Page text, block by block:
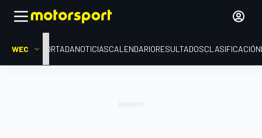
WEC PORTADANOTICIASCALENDARIORESULTADOSCLASIFICACIÓN